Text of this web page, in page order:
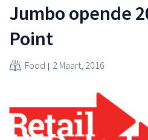
Jumbo opende
Point
Food 2 Maart, 2016